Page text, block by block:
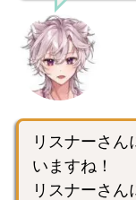
リスナーさん
いますね！
リスナーさん